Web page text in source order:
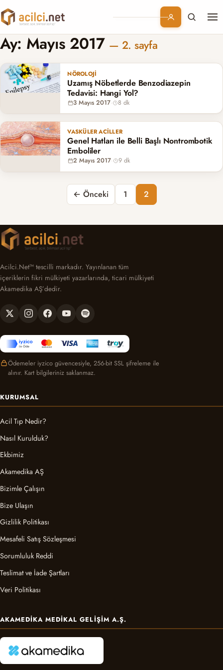
Branşlar
Konular
Kurumsal
Abonelik
Ay: Mayıs 2017 — 2. sayfa
NÖROLOJI
Uzamış Nöbetlerde Benzodiazepin
Tedavisi: Hangi Yol?
3 Mayıs 2017· 8 dk
VASKÜLER ACILLER
Genel Hatları ile Belli Başlı Nontrombotik
Emboliler
2 Mayıs 2017· 9 dk
Yazı sayfalaması← Önceki 1 2
Acilci.Net™ tescilli markadır. Yayınlanan tüm
içeriklerin fikri mülkiyeti yazarlarında, ticari mülkiyeti
Akamedika AŞ’dedir.
Ödemeler iyzico güvencesiyle, 256-bit SSL şifreleme ile
alınır. Kart bilgileriniz saklanmaz.
KURUMSAL
Acil Tıp Nedir?
Nasıl Kurulduk?
Ekbimiz
Akamedika AŞ
Bizimle Çalışın
Bize Ulaşın
Gizlilik Politikası
Mesafeli Satış Sözleşmesi
Sorumluluk Reddi
Teslimat ve İade Şartları
Veri Politikası
AKAMEDIKA MEDIKAL GELIŞIM A.Ş.